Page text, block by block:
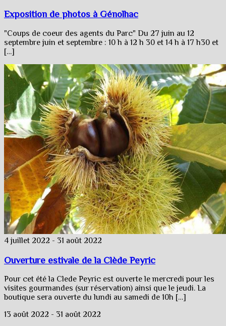
Exposition de photos à Génolhac
"Coups de coeur des agents du Parc" Du 27 juin au 12
septembre juin et septembre : 10 h à 12 h 30 et 14 h à 17 h30 et
[…]
4 juillet 2022 - 31 août 2022
Ouverture estivale de la Clède Peyric
Pour cet été la Clede Peyric est ouverte le mercredi pour les
visites gourmandes (sur réservation) ainsi que le jeudi. La
boutique sera ouverte du lundi au samedi de 10h […]
13 août 2022 - 31 août 2022